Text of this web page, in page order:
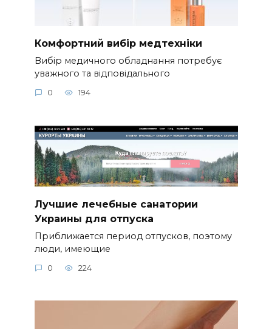
Комфортний вибір медтехніки
Вибір медичного обладнання потребує
уважного та відповідального
0 194
Лучшие лечебные санатории
Украины для отпуска
Приближается период отпусков, поэтому
люди, имеющие
0 224